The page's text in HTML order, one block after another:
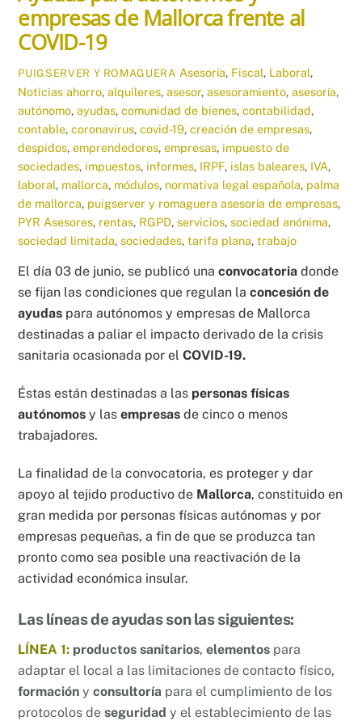
empresas de Mallorca frente al
COVID-19
PUIGSERVER Y ROMAGUERA Asesoría, Fiscal, Laboral,
Noticias ahorro,alquileres,asesor,asesoramiento,asesoría,
autónomo,ayudas,comunidad de bienes,contabilidad,
contable,coronavirus,covid-19,creación de empresas,
despidos,emprendedores,empresas, impuesto de
sociedades, impuestos, informes, IRPF, islas baleares, IVA,
laboral, mallorca, módulos, normativa legal española, palma
de mallorca, puigserver y romaguera asesoría de empresas,
PYR Asesores, rentas, RGPD,servicios,sociedad anónima,
sociedad limitada,sociedades,tarifa plana,trabajo
El día 03 de junio, se publicó unaconvocatoria donde
se fijan las condiciones que regulan laconcesión de
ayudas para autónomos y empresas de Mallorca
destinadas a paliar el impacto derivado de la crisis
sanitaria ocasionada por elCOVID-19.
Éstas están destinadas a las personas físicas
autónomos y las empresas de cinco o menos
trabajadores.
La finalidad de la convocatoria, es proteger y dar
apoyo al tejido productivo de Mallorca, constituido en
gran medida por personas físicas autónomas y por
empresas pequeñas, a fin de que se produzca tan
pronto como sea posible una reactivación de la
actividad económica insular.
Las líneas de ayudas son las siguientes:
LÍNEA 1: productos sanitarios, elementos para
adaptar el local a las limitaciones de contacto físico,
formación yconsultoría para el cumplimiento de los
protocolos deseguridad y el establecimiento de las